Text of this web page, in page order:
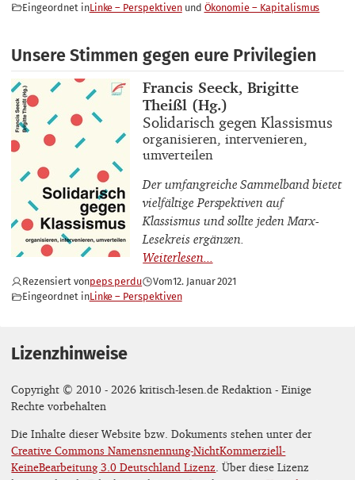
Eingeordnet inLinke – Perspektiven Ökonomie – Kapitalismus
Unsere Stimmen gegen eure Privilegien
Buchautor_innen
Francis Seeck, Brigitte
Theißl (Hg.)
Buchtitel
Solidarisch gegen Klassismus
Buchuntertitel
organisieren, intervenieren,
umverteilen
Der umfangreiche Sammelband bietet
vielfältige Perspektiven auf
Klassismus und sollte jeden Marx-
Lesekreis ergänzen.
Rezensiert vonpeps perdu Vom12. Januar 2021
Eingeordnet inLinke – Perspektiven
Lizenzhinweise
Copyright © 2010 - 2026 kritisch-lesen.de Redaktion - Einige
Rechte vorbehalten
Die Inhalte dieser Website bzw. Dokuments stehen unter der
Creative Commons Namensnennung-NichtKommerziell-
KeineBearbeitung 3.0 Deutschland Lizenz . Über diese Lizenz